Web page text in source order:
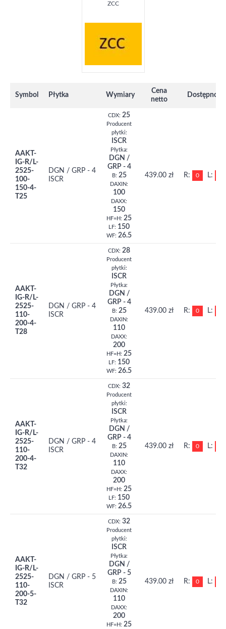
ZCC
Symbol Płytka Wymiary
Cena
netto
Dostępność
AAKT-
IG-R/L-
2525-
100-
150-4-
T25
DGN / GRP - 4
ISCR
CDX: 25
Producent
płytki:
ISCR
Płytka:
DGN /
GRP - 4
B: 25
DAXIN:
100
DAXX:
150
HF=H: 25
LF: 150
WF: 26.5
439.00 zł R: 0 L:
AAKT-
IG-R/L-
2525-
110-
200-4-
T28
DGN / GRP - 4
ISCR
CDX: 28
Producent
płytki:
ISCR
Płytka:
DGN /
GRP - 4
B: 25
DAXIN:
110
DAXX:
200
HF=H: 25
LF: 150
WF: 26.5
439.00 zł R: 0 L:
AAKT-
IG-R/L-
2525-
110-
200-4-
T32
DGN / GRP - 4
ISCR
CDX: 32
Producent
płytki:
ISCR
Płytka:
DGN /
GRP - 4
B: 25
DAXIN:
110
DAXX:
200
HF=H: 25
LF: 150
WF: 26.5
439.00 zł R: 0 L:
AAKT-
IG-R/L-
2525-
110-
200-5-
T32
DGN / GRP - 5
ISCR
CDX: 32
Producent
płytki:
ISCR
Płytka:
DGN /
GRP - 5
B: 25
DAXIN:
110
DAXX:
200
HF=H: 25
439.00 zł R: 0 L: